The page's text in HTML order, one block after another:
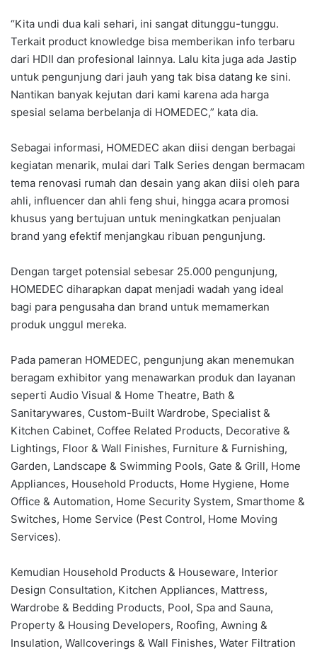
“Kita undi dua kali sehari, ini sangat ditunggu-tunggu.
Terkait product knowledge bisa memberikan info terbaru
dari HDII dan profesional lainnya. Lalu kita juga ada Jastip
untuk pengunjung dari jauh yang tak bisa datang ke sini.
Nantikan banyak kejutan dari kami karena ada harga
spesial selama berbelanja di HOMEDEC,” kata dia.
Sebagai informasi, HOMEDEC akan diisi dengan berbagai
kegiatan menarik, mulai dari Talk Series dengan bermacam
tema renovasi rumah dan desain yang akan diisi oleh para
ahli, influencer dan ahli feng shui, hingga acara promosi
khusus yang bertujuan untuk meningkatkan penjualan
brand yang efektif menjangkau ribuan pengunjung.
Dengan target potensial sebesar 25.000 pengunjung,
HOMEDEC diharapkan dapat menjadi wadah yang ideal
bagi para pengusaha dan brand untuk memamerkan
produk unggul mereka.
Pada pameran HOMEDEC, pengunjung akan menemukan
beragam exhibitor yang menawarkan produk dan layanan
seperti Audio Visual & Home Theatre, Bath &
Sanitarywares, Custom-Built Wardrobe, Specialist &
Kitchen Cabinet, Coffee Related Products, Decorative &
Lightings, Floor & Wall Finishes, Furniture & Furnishing,
Garden, Landscape & Swimming Pools, Gate & Grill, Home
Appliances, Household Products, Home Hygiene, Home
Office & Automation, Home Security System, Smarthome &
Switches, Home Service (Pest Control, Home Moving
Services).
Kemudian Household Products & Houseware, Interior
Design Consultation, Kitchen Appliances, Mattress,
Wardrobe & Bedding Products, Pool, Spa and Sauna,
Property & Housing Developers, Roofing, Awning &
Insulation, Wallcoverings & Wall Finishes, Water Filtration